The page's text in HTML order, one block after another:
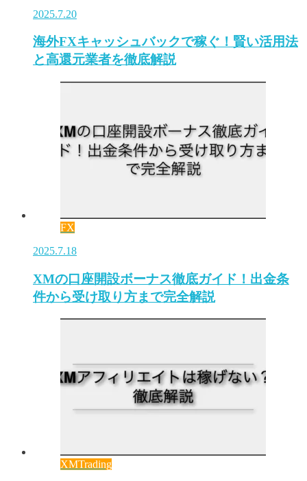
2025.7.20
海外FXキャッシュバックで稼ぐ！賢い活用法
と高還元業者を徹底解説
FX
2025.7.18
XMの口座開設ボーナス徹底ガイド！出金条
件から受け取り方まで完全解説
XMTrading